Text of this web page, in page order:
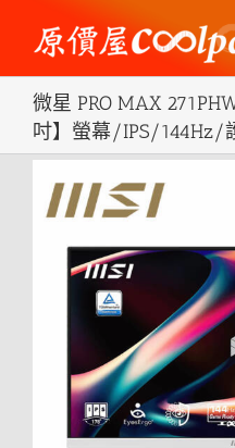
content
微星 PRO MAX
吋】螢幕/IPS/144Hz/
Larger